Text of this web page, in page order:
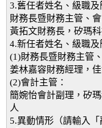
3.舊任者姓名、級職及
財務長暨財務主管、
黃拓文財務長，矽瑪
4.新任者姓名、級職及
(1)財務長暨財務主管
姜林嘉容財務經理，
(2)會計主管：
簡婉怡會計副理，矽
人
5.異動情形（請輸入